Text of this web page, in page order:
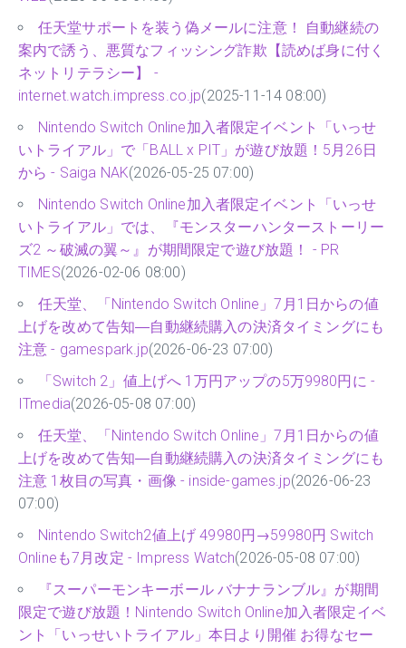
任天堂サポートを装う偽メールに注意！ 自動継続の
案内で誘う、悪質なフィッシング詐欺【読めば身に付く
ネットリテラシー】 -
internet.watch.impress.co.jp(2025-11-14 08:00)
Nintendo Switch Online加入者限定イベント「いっせ
いトライアル」で「BALL x PIT」が遊び放題！5月26日
から - Saiga NAK(2026-05-25 07:00)
Nintendo Switch Online加入者限定イベント「いっせ
いトライアル」では、『モンスターハンターストーリー
ズ2 ～破滅の翼～』が期間限定で遊び放題！ - PR
TIMES(2026-02-06 08:00)
任天堂、「Nintendo Switch Online」7月1日からの値
上げを改めて告知―自動継続購入の決済タイミングにも
注意 - gamespark.jp(2026-06-23 07:00)
「Switch 2」値上げへ 1万円アップの5万9980円に -
ITmedia(2026-05-08 07:00)
任天堂、「Nintendo Switch Online」7月1日からの値
上げを改めて告知―自動継続購入の決済タイミングにも
注意 1枚目の写真・画像 - inside-games.jp(2026-06-23
07:00)
Nintendo Switch2値上げ 49980円→59980円 Switch
Onlineも7月改定 - Impress Watch(2026-05-08 07:00)
『スーパーモンキーボール バナナランブル』が期間
限定で遊び放題！Nintendo Switch Online加入者限定イベ
ント「いっせいトライアル」本日より開催 お得なセー